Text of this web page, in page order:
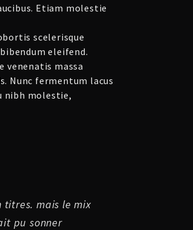
Etiam molestie
scelerisque
eleifend.
venenatis massa
Nunc fermentum lacus
nibh molestie,
titres. mais le mix
pu sonner